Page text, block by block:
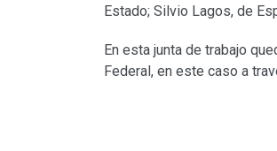
Estado; Silvio Lagos, de
En esta junta de trabajo
Federal, en este caso a